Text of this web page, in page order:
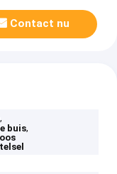
Contact nu
,
buis,